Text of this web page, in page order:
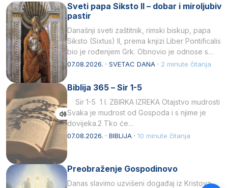
Sveti papa Siksto II – dobar i miroljubiv
pastir
Današnji sveti zaštitnik, rimski biskup, papa
Siksto (Sixtus) II, prema knjizi Liber Pontificalis
bio je rođenjem Grk. Obnovio je odnose s
afričkim…
07.08.2026. · SVETAC DANA · 2 minute čitanja
Biblija 365 – Sir 1-5
Sir 1-5 1 I. ZBIRKA IZREKA Otajstvo mudrosti
Svaka je mudrost od Gospoda i s njime je
dovijeka.2 Tko će…
07.08.2026. · BIBLIJA · 10 minute čitanja
Preobraženje Gospodinovo
Danas slavimo uzvišeni događaj iz Kristova